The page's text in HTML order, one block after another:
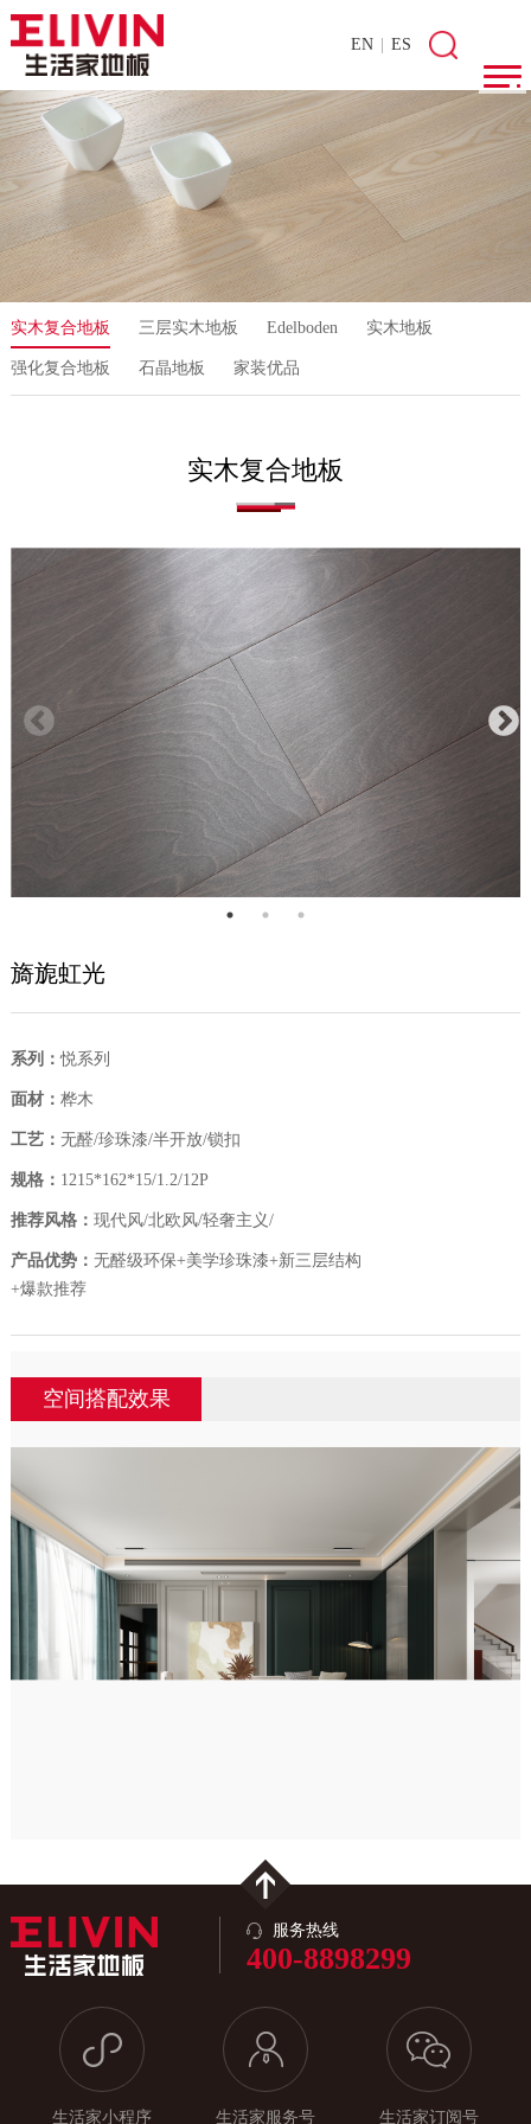
EN ES
实木复合地板 三层实木地板 Edelboden 实木地板
强化复合地板 石晶地板 家装优品
实木复合地板
旖旎虹光
系列：悦系列
面材： 桦木
工艺： 无醛/珍珠漆/半开放/锁扣
规格： 1215*162*15/1.2/12P
推荐风格： 现代风/北欧风/轻奢主义/
产品优势： 无醛级环保+美学珍珠漆+新三层结构
+爆款推荐
空间搭配效果
服务热线
400-8898299
生活家小程序 生活家服务号 生活家订阅号